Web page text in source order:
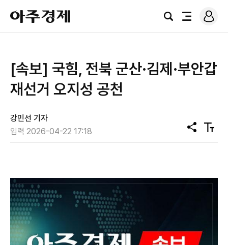
아
주
경
검
전
로
그
[속보] 국힘, 전북 군산·김제·부안갑
재선거 오지성 공천
강민선 기자
입력 2026-04-22 17:18
공
유
텍
스